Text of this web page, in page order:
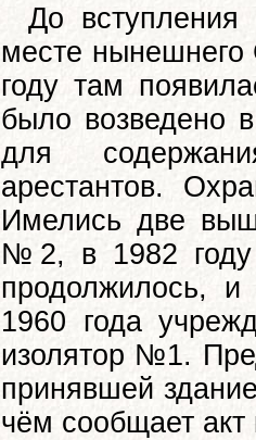
До
месте
году там
было возведено
для
арестантов.
Имелись две
№2, в 1982
продолжилось,
1960 года
изолятор №1.
принявшей
чём сообщает